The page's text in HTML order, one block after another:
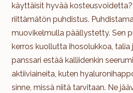
käyttäisit hyvää kosteusvoidetta?
riittämätön puhdistus.
muovikelmulla päällystetty. Sen
kerros kuollutta ihosolukkoa, talia
panssari estää kalliidenkin
aktiiviaineita, kuten
sinne, missä niitä tarvitaan. Ne